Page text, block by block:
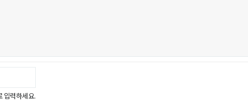
입력하세요.